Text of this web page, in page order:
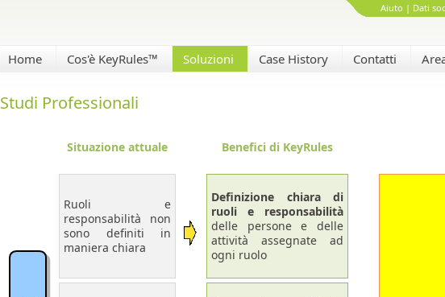
Aiuto | Dati
Home Cos'è KeyRules™ Soluzioni Case History Contatti
Studi Professionali
Situazione attuale Benefici di KeyRules
Ruoli e
responsabilità non
sono definiti in
maniera chiara
Definizione chiara di
ruoli e responsabilità
delle persone e delle
attività assegnate ad
ogni ruolo